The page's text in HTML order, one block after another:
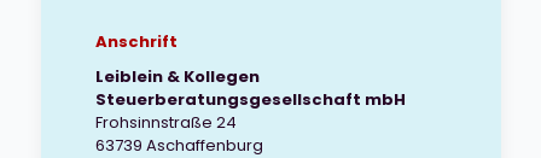
Anschrift
Leiblein & Kollegen
Steuerberatungsgesellschaft mbH
Frohsinnstraße 24
63739 Aschaffenburg